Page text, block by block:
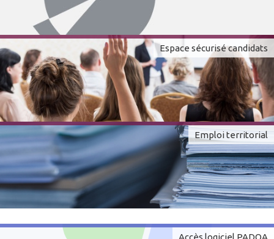
Espace sécurisé candidats
Emploi territorial
Accès logiciel PADOA